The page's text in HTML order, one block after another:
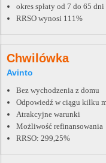
okres spłaty od 7 do 65 dni
RRSO wynosi 111%
Chwilówka
Avinto
Bez wychodzenia z domu
Odpowiedź w ciągu kilku
Atrakcyjne warunki
Możliwość refinansowania
RRSO: 299,25%